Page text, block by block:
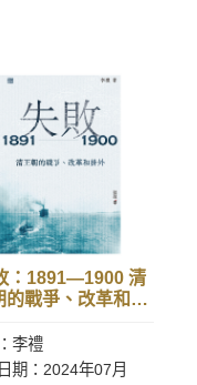
：1891—1900 清
的戰爭、改革和排
李禮
期：2024年07月